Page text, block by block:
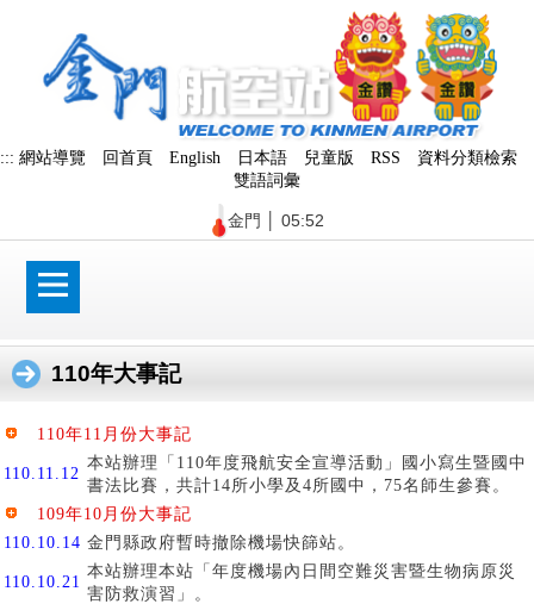
塊
::: 網站導覽 回首頁 English 日本語 兒童版 RSS
資料分類檢索
雙語詞彙
金門 05:52
110年大事記
110年11月份大事記
110.11.12
本站辦理「110年度飛航安全宣導活動」國小寫生暨國中
書法比賽，共計14所小學及4所國中，75名師生參賽。
109年10月份大事記
110.10.14 金門縣政府暫時撤除機場快篩站。
110.10.21
本站辦理本站「年度機場內日間空難災害暨生物病原災
害防救演習」。